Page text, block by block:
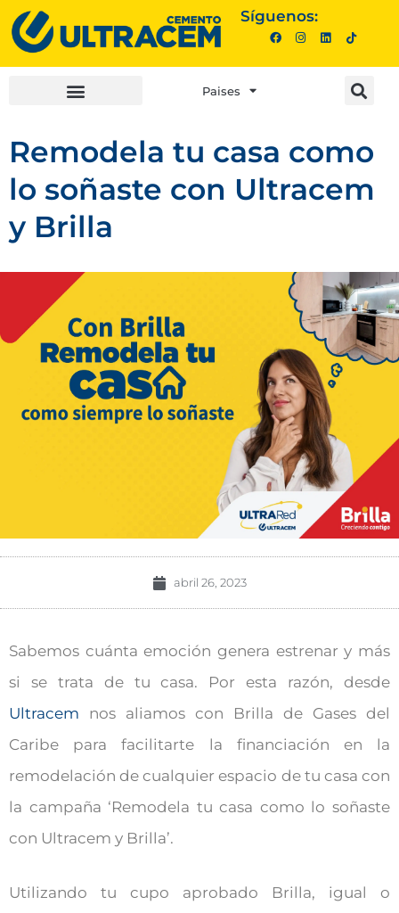
Síguenos:
Paises
Remodela tu casa como
lo soñaste con Ultracem
y Brilla
abril 26, 2023
Sabemos cuánta emoción genera estrenar y más
si se trata de tu casa. Por esta razón, desde
Ultracem nos aliamos con Brilla de Gases del
Caribe para facilitarte la financiación en la
remodelación de cualquier espacio de tu casa con
la campaña ‘Remodela tu casa como lo soñaste
con Ultracem y Brilla’.
Utilizando tu cupo aprobado Brilla, igual o